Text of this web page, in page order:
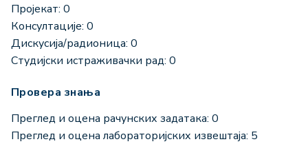
Пројекат: 0
Консултације: 0
Дискусија/радионица: 0
Студијски истраживачки рад: 0
Провера знања
Преглед и оцена рачунских задатака: 0
Преглед и оцена лабораторијских извештаја: 5